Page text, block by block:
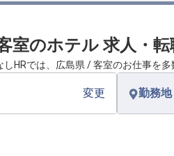
室のホテル 求人・
しHRでは、広島県 / 客室のお仕事を多
変更 勤務地